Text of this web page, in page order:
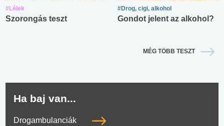
#Lélek
Szorongás teszt
#Drog, cigi, alkohol
Gondot jelent az alkohol?
MÉG TÖBB TESZT
Ha baj van...
Drogambulanciák